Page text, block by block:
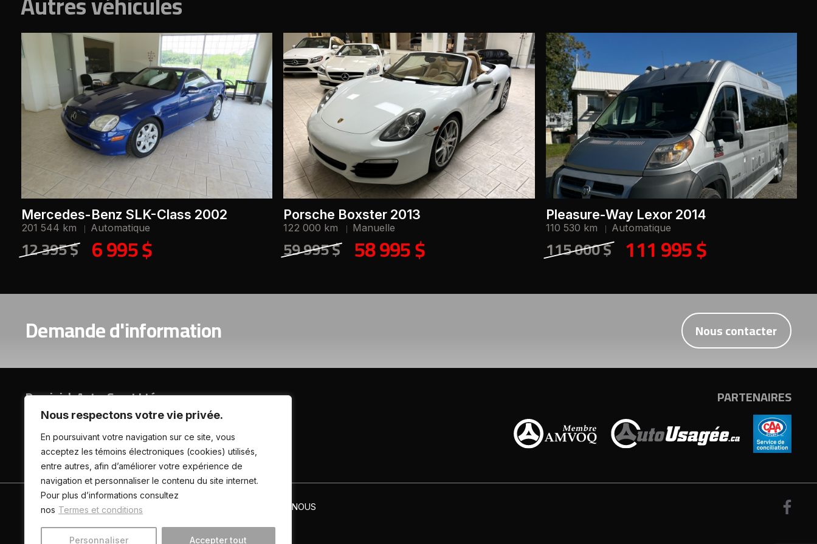
Nous respectons votre vie privée.
En poursuivant votre navigation sur ce site, vous
acceptez les témoins électroniques (cookies) utilisés,
entre autres, afin d’améliorer votre expérience de
navigation et personnaliser le contenu du site internet.
Pour plus d’informations consultez
nos Termes et conditions
Personnaliser Accepter tout
Mercedes-Benz SLK-Class 2002
201 544 km Automatique
12 395 $ 6 995 $
Porsche Boxster 2013
122 000 km Manuelle
59 995 $ 58 995 $
Pleasure-Way Lexor 2014
110 530 km Automatique
115 000 $ 111 995 $
Demande d'information Nous contacter
Dominick Auto-Sport Ltée
(819) 846-2751
PARTENAIRES
ACCUEIL INVENTAIRE CONTACTEZ-NOUS